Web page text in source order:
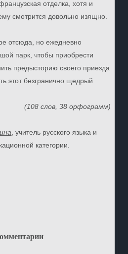
отделка, хотя и
смотрится довольно изящно.
отсюда, но ежедневно
парк, чтобы приобрести
предысторию своего приезда
этот безгранично щедрый
(108 слов, 38 орфограмм)
, учитель русского языка и
категории.